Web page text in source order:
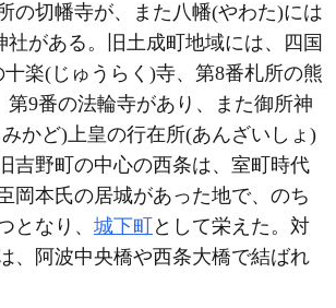
の切幡寺が、また八幡(やわた)には
社がある。旧土成町地域には、四国
楽(じゅうらく)寺、第8番札所の熊
第9番の法輪寺があり、また御所神
かど)上皇の行在所(あんざいしょ)
吉野町の中心の西条は、室町時代
岡本氏の居城があった地で、のち
となり、 城下町として栄えた。対
、阿波中央橋や西条大橋で結ばれ